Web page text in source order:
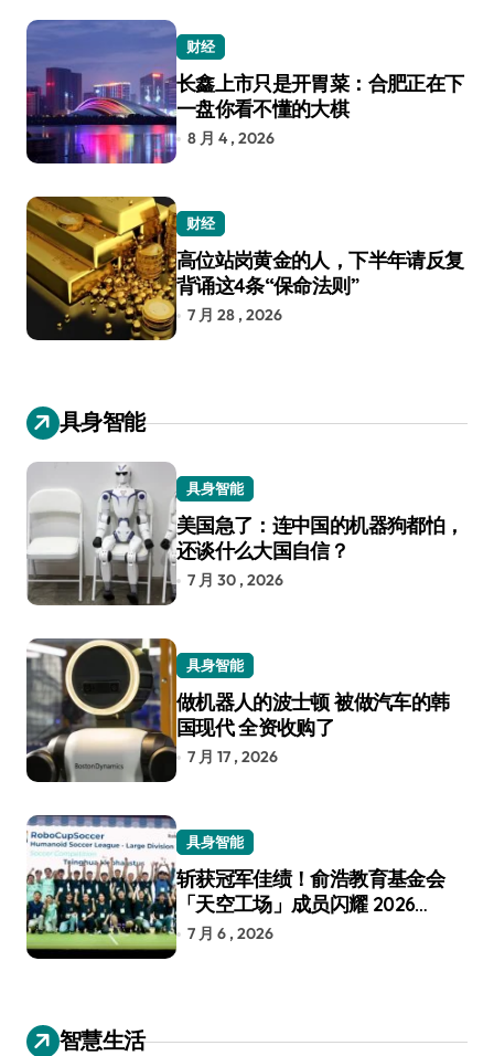
财经
长鑫上市只是开胃菜：合肥正在下
一盘你看不懂的大棋
8 月 4 , 2026
财经
高位站岗黄金的人，下半年请反复
背诵这4条“保命法则”
7 月 28 , 2026
具身智能
具身智能
美国急了：连中国的机器狗都怕，
还谈什么大国自信？
7 月 30 , 2026
具身智能
做机器人的波士顿 被做汽车的韩
国现代 全资收购了
7 月 17 , 2026
具身智能
斩获冠军佳绩！俞浩教育基金会
「天空工场」成员闪耀 2026
RoboCup 机器人世界杯
7 月 6 , 2026
智慧生活